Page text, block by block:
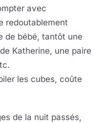
avec
redoutablement
de bébé, tantôt une
Katherine, une paire
les cubes, coûte
de la nuit passés,